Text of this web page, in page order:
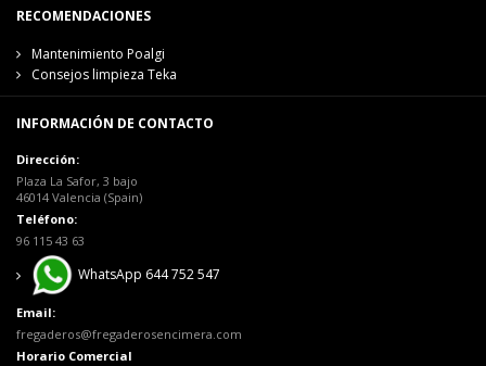
RECOMENDACIONES
Mantenimiento Poalgi
Consejos limpieza Teka
INFORMACIÓN DE CONTACTO
Dirección:
Plaza La Safor, 3 bajo
46014 Valencia (Spain)
Teléfono:
96 115 43 63
WhatsApp 644 752 547
Email:
fregaderos@fregaderosencimera.com
Horario Comercial